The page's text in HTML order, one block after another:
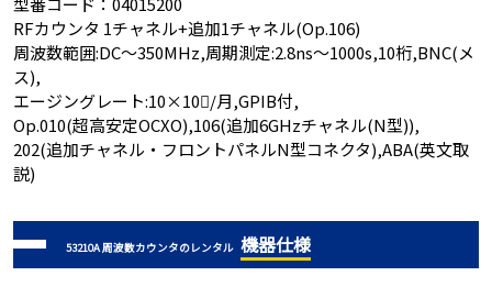
RFカウンタ 1チャネル+追加1チャネル(Op.106)
周波数範囲:DC～350MHz,周期測定:2.8ns～1000s,10桁,BNC(メ
ス),
エージングレート:10×10/月,GPIB付,
Op.010(超高安定OCXO),106(追加6GHzチャネル(N型)),
202(追加チャネル・フロントパネルN型コネクタ),ABA(英文取
説)
53210A 周波数カウンタのレンタル 機器仕様